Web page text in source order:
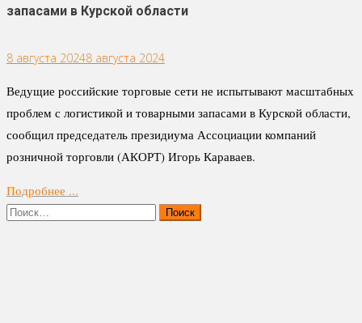
запасами в Курской области
8 августа 20248 августа 2024
Ведущие российские торговые сети не испытывают масштабных
проблем с логистикой и товарными запасами в Курской области,
сообщил председатель президиума Ассоциации компаний
розничной торговли (АКОРТ) Игорь Караваев.
Подробнее ...
Найти: